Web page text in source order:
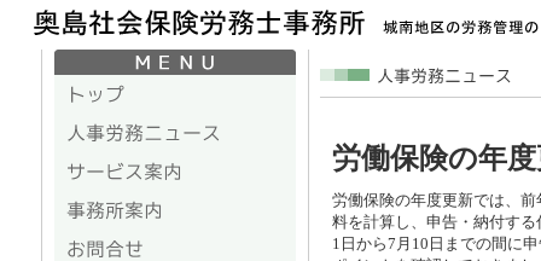
労働保険の年
労働保険の年度更新では、
料を計算し、申告・納付す
1日から7月10日までの間に